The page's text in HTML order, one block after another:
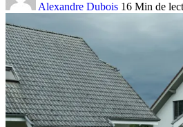
Alexandre Dubois 16 Min de